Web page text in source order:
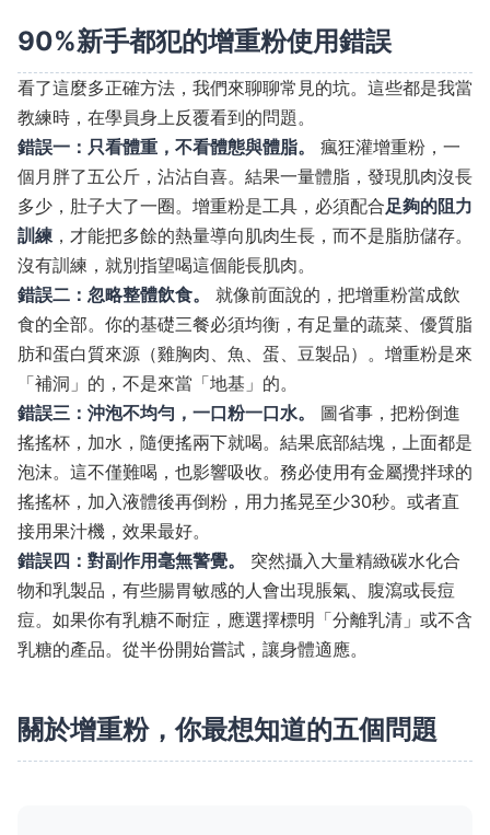
90%新手都犯的增重粉使用錯誤
看了這麼多正確方法，我們來聊聊常見的坑。這些都是我當
教練時，在學員身上反覆看到的問題。
錯誤一：只看體重，不看體態與體脂。
瘋狂灌增重粉，一
個月胖了五公斤，沾沾自喜。結果一量體脂，發現肌肉沒長
多少，肚子大了一圈。增重粉是工具，必須配合足夠的阻力
訓練 ，才能把多餘的熱量導向肌肉生長，而不是脂肪儲存。
沒有訓練，就別指望喝這個能長肌肉。
錯誤二：忽略整體飲食。
就像前面說的，把增重粉當成飲
食的全部。你的基礎三餐必須均衡，有足量的蔬菜、優質脂
肪和蛋白質來源（雞胸肉、魚、蛋、豆製品）。增重粉是來
「補洞」的，不是來當「地基」的。
錯誤三：沖泡不均勻，一口粉一口水。
圖省事，把粉倒進
搖搖杯，加水，隨便搖兩下就喝。結果底部結塊，上面都是
泡沫。這不僅難喝，也影響吸收。務必使用有金屬攪拌球的
搖搖杯，加入液體後再倒粉，用力搖晃至少30秒。或者直
接用果汁機，效果最好。
錯誤四：對副作用毫無警覺。
突然攝入大量精緻碳水化合
物和乳製品，有些腸胃敏感的人會出現脹氣、腹瀉或長痘
痘。如果你有乳糖不耐症，應選擇標明「分離乳清」或不含
乳糖的產品。從半份開始嘗試，讓身體適應。
關於增重粉，你最想知道的五個問題